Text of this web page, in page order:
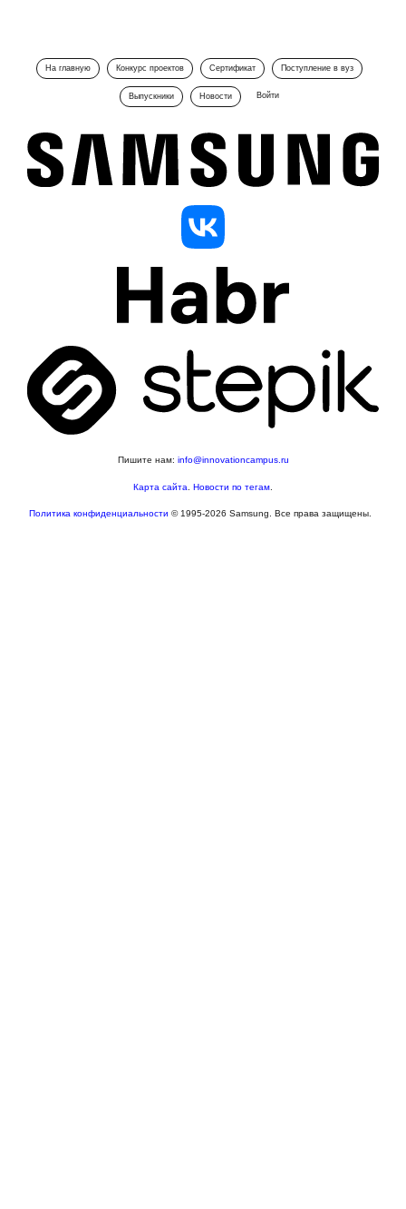
На главную Конкурс проектов Сертификат Поступление в вуз
Выпускники Новости Войти
Пишите нам: info@innovationcampus.ru
Карта сайта Новости по тегам
Политика конфиденциальности © 1995-2026 Samsung. Все права защищены.